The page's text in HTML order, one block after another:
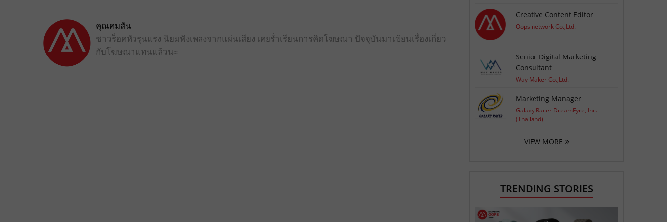
คุณคมสัน
ชาวร็อคหัวรุนแรง นิยมฟังเพลงจากแผ่นเสียง เคยร่ำเรียนการคิดโฆษณา ปัจจุบันมาเขียนเรื่องเกี่ยว
กับโฆษณาแทนแล้วนะ
Creative Content Editor
Oops network Co.,Ltd.
Senior Digital Marketing
Consultant
Way Maker Co.,Ltd.
Marketing Manager
Galaxy Racer DreamFyre, Inc.
(Thailand)
VIEW MORE
TRENDING STORIES